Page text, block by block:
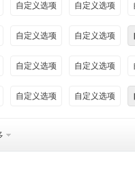
自定义选项 自定义选项
自定义选项 自定义选项
自定义选项 自定义选项
自定义选项 自定义选项